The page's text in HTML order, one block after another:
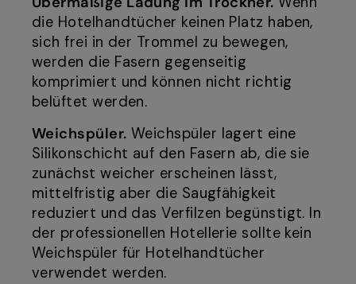
die Hotelhandtücher keinen Platz haben,
sich frei in der Trommel zu bewegen,
werden die Fasern gegenseitig
komprimiert und können nicht richtig
belüftet werden.
Weichspüler. Weichspüler lagert eine
Silikonschicht auf den Fasern ab, die sie
zunächst weicher erscheinen lässt,
mittelfristig aber die Saugfähigkeit
reduziert und das Verfilzen begünstigt. In
der professionellen Hotellerie sollte kein
Weichspüler für Hotelhandtücher
verwendet werden.